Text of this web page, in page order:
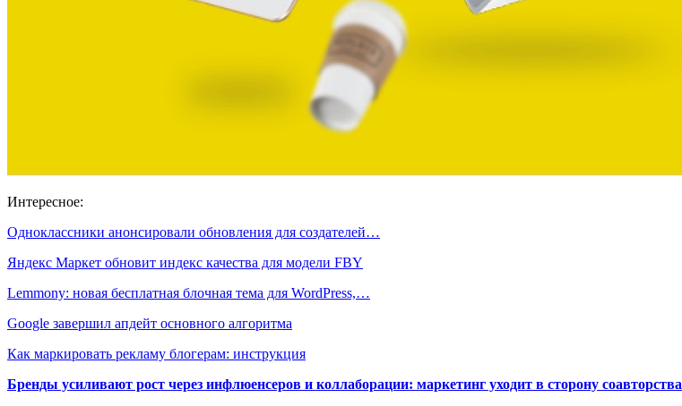
Интересное:
Одноклассники анонсировали обновления для создателей…
Яндекс Маркет обновит индекс качества для модели FBY
Lemmony: новая бесплатная блочная тема для WordPress,…
Google завершил апдейт основного алгоритма
Как маркировать рекламу блогерам: инструкция
Бренды усиливают рост через инфлюенсеров и коллаборации: маркетинг уходит в сторону соавторства